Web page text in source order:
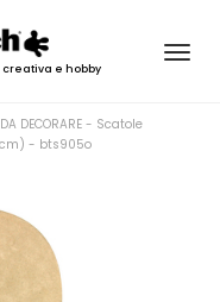
e hobby
DA DECORARE - Scatole
- bts905o